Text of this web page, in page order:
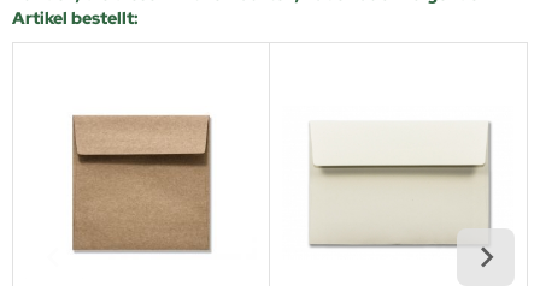
Artikel bestellt: